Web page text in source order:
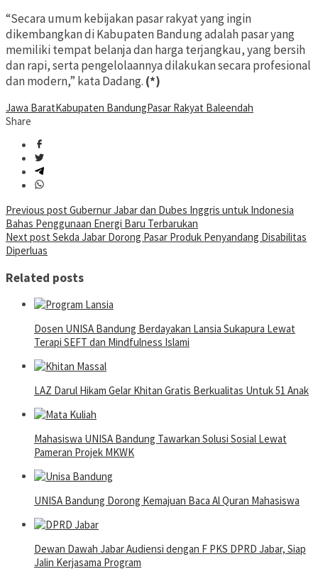
“Secara umum kebijakan pasar rakyat yang ingin
dikembangkan di Kabupaten Bandung adalah pasar yang
memiliki tempat belanja dan harga terjangkau, yang bersih
dan rapi, serta pengelolaannya dilakukan secara profesional
dan modern,” kata Dadang. (*)
Jawa BaratKabupaten BandungPasar Rakyat Baleendah
Share
Post
navigation
Previous post Gubernur Jabar dan Dubes Inggris untuk Indonesia
Bahas Penggunaan Energi Baru Terbarukan
Next post Sekda Jabar Dorong Pasar Produk Penyandang Disabilitas
Diperluas
Related posts
Dosen UNISA Bandung Berdayakan Lansia Sukapura Lewat
Terapi SEFT dan Mindfulness Islami
LAZ Darul Hikam Gelar Khitan Gratis Berkualitas Untuk 51 Anak
Mahasiswa UNISA Bandung Tawarkan Solusi Sosial Lewat
Pameran Projek MKWK
UNISA Bandung Dorong Kemajuan Baca Al Quran Mahasiswa
Dewan Dawah Jabar Audiensi dengan F PKS DPRD Jabar, Siap
Jalin Kerjasama Program